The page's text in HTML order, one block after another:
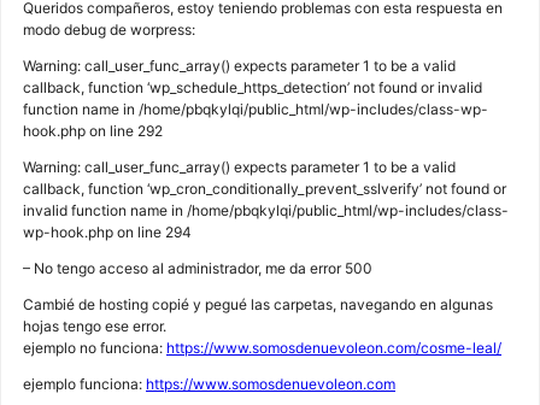
Queridos compañeros, estoy teniendo problemas con esta respuesta en
modo debug de worpress:
Warning: call_user_func_array() expects parameter 1 to be a valid
callback, function ‘wp_schedule_https_detection’ not found or invalid
function name in /home/pbqkylqi/public_html/wp-includes/class-wp-
hook.php on line 292
Warning: call_user_func_array() expects parameter 1 to be a valid
callback, function ‘wp_cron_conditionally_prevent_sslverify’ not found or
invalid function name in /home/pbqkylqi/public_html/wp-includes/class-
wp-hook.php on line 294
– No tengo acceso al administrador, me da error 500
Cambié de hosting copié y pegué las carpetas, navegando en algunas
hojas tengo ese error.
ejemplo no funciona: https://www.somosdenuevoleon.com/cosme-leal/
ejemplo funciona: https://www.somosdenuevoleon.com